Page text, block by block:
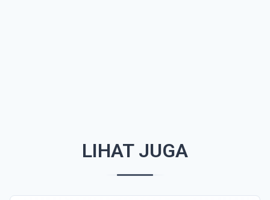
LIHAT JUGA